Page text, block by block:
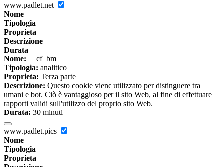
www.padlet.net
Nome
Tipologia
Proprieta
Descrizione
Durata
Nome: __cf_bm
Tipologia: analitico
Proprieta: Terza parte
Descrizione: Questo cookie viene utilizzato per distinguere tra
umani e bot. Ciò è vantaggioso per il sito Web, al fine di effettuare
rapporti validi sull'utilizzo del proprio sito Web.
Durata: 30 minuti
www.padlet.pics
Nome
Tipologia
Proprieta